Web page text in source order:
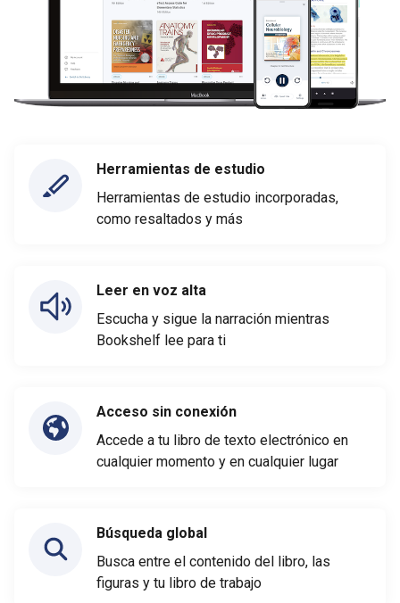
Herramientas de estudio
Herramientas de estudio incorporadas,
como resaltados y más
Leer en voz alta
Escucha y sigue la narración mientras
Bookshelf lee para ti
Acceso sin conexión
Accede a tu libro de texto electrónico en
cualquier momento y en cualquier lugar
Búsqueda global
Busca entre el contenido del libro, las
figuras y tu libro de trabajo